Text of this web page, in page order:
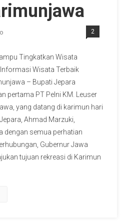
2
Tingkatkan Wisata
Wisata Terbaik
– Bupati Jepara
pertama PT Pelni KM. Leuser
yang datang di karimun hari
Ahmad Marzuki,
dengan semua perhatian
Gubernur Jawa
tujuan rekreasi di Karimun